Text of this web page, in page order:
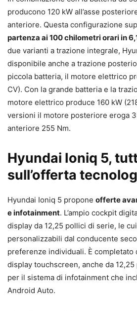
producono 120 kW all’asse
anteriore. Questa configurazione
partenza ai 100 chilometri orari in
due varianti a trazione integrale,
disponibile anche a trazione
piccola batteria, il motore elettrico
CV). Con la grande batteria e la
motore elettrico produce 160 kW
versioni il motore posteriore eroga
anteriore 255 Nm.
Hyundai Ioniq 5,
sull’offerta
Hyundai Ioniq 5 propone offerte
e infotainment. L’ampio cockpit
display da 12,25 pollici di serie, le
personalizzabili dal conducente
preferenze individuali. È completato
display touchscreen, anche da
per il sistema di infotainment che
Android Auto.